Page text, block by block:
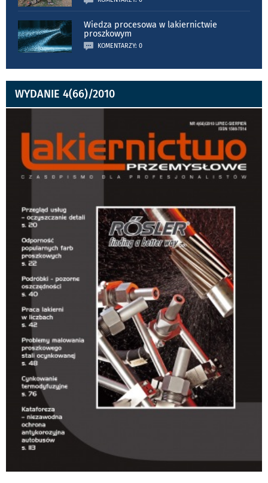
Wiedza procesowa w lakiernictwie
proszkowym
KOMENTARZY: 0
WYDANIE 4(66)/2010